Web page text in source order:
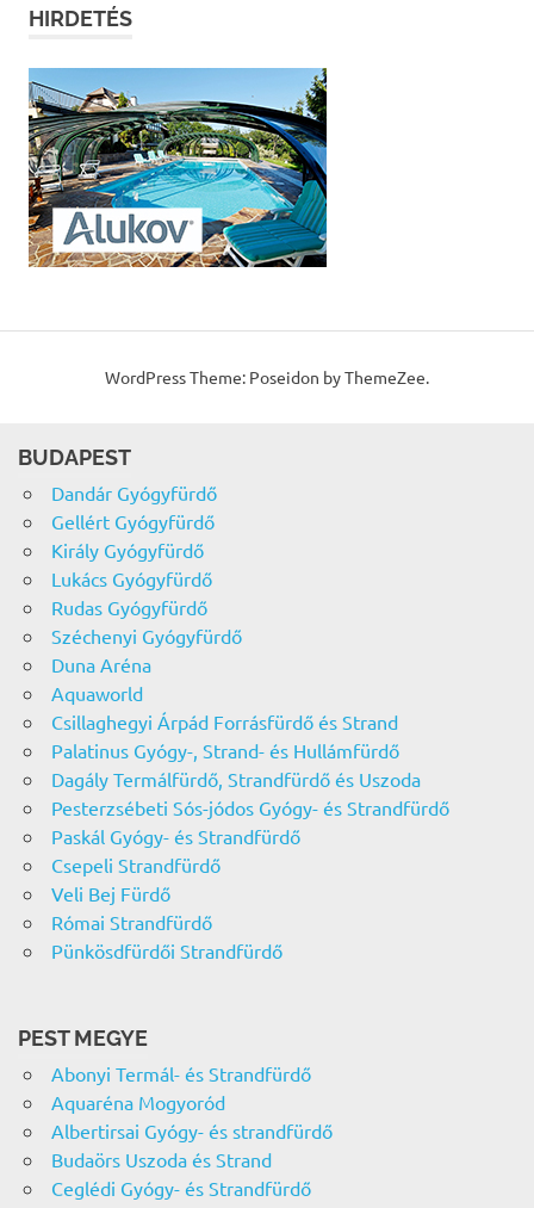
HIRDETÉS
WordPress Theme: Poseidon by ThemeZee.
BUDAPEST
Dandár Gyógyfürdő
Gellért Gyógyfürdő
Király Gyógyfürdő
Lukács Gyógyfürdő
Rudas Gyógyfürdő
Széchenyi Gyógyfürdő
Duna Aréna
Aquaworld
Csillaghegyi Árpád Forrásfürdő és Strand
Palatinus Gyógy-, Strand- és Hullámfürdő
Dagály Termálfürdő, Strandfürdő és Uszoda
Pesterzsébeti Sós-jódos Gyógy- és Strandfürdő
Paskál Gyógy- és Strandfürdő
Csepeli Strandfürdő
Veli Bej Fürdő
Római Strandfürdő
Pünkösdfürdői Strandfürdő
PEST MEGYE
Abonyi Termál- és Strandfürdő
Aquaréna Mogyoród
Albertirsai Gyógy- és strandfürdő
Budaörs Uszoda és Strand
Ceglédi Gyógy- és Strandfürdő